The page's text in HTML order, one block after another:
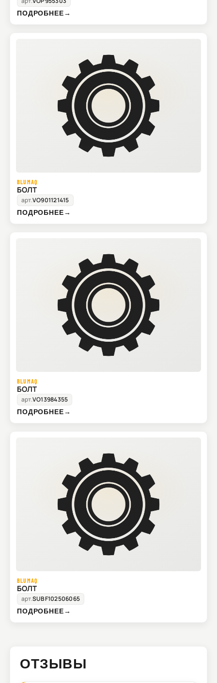
ПОДРОБНЕЕ→
BLUMAQ
БОЛТ
арт.VO901121415
ПОДРОБНЕЕ→
BLUMAQ
БОЛТ
арт.VO13984355
ПОДРОБНЕЕ→
BLUMAQ
БОЛТ
арт.SUBF102506065
ПОДРОБНЕЕ→
ОТЗЫВЫ